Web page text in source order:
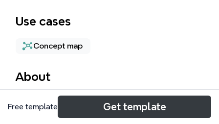
Use cases
Concept map
About
Este Mapa Mental Conac es una herramienta
técnica diseñada para profesionales de la
Free template Get template